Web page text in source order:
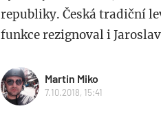
republiky. Česká tradiční
funkce rezignoval i
Martin Miko
7.10.2018, 15:41